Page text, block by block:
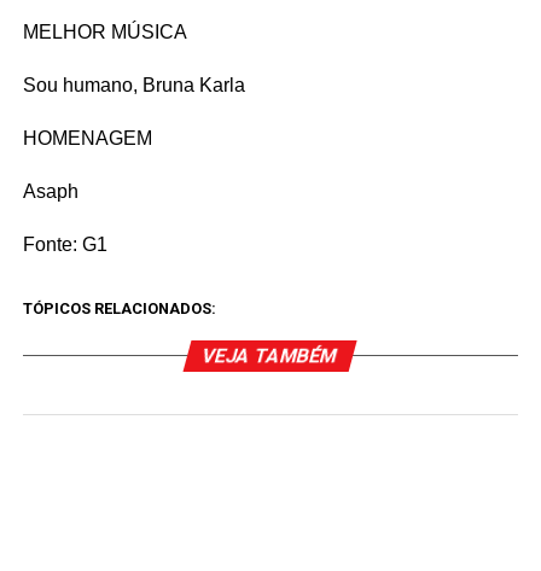
MELHOR MÚSICA
Sou humano, Bruna Karla
HOMENAGEM
Asaph
Fonte: G1
TÓPICOS RELACIONADOS:
VEJA TAMBÉM